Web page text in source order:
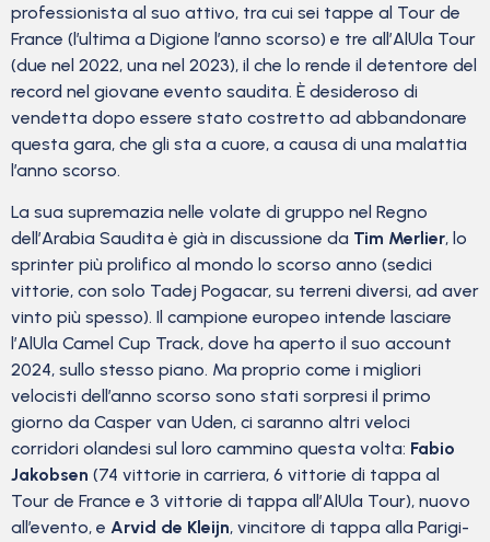
professionista al suo attivo, tra cui sei tappe al Tour de
France (l’ultima a Digione l’anno scorso) e tre all’AlUla Tour
(due nel 2022, una nel 2023), il che lo rende il detentore del
record nel giovane evento saudita. È desideroso di
vendetta dopo essere stato costretto ad abbandonare
questa gara, che gli sta a cuore, a causa di una malattia
l’anno scorso.
La sua supremazia nelle volate di gruppo nel Regno
dell’Arabia Saudita è già in discussione da Tim Merlier, lo
sprinter più prolifico al mondo lo scorso anno (sedici
vittorie, con solo Tadej Pogacar, su terreni diversi, ad aver
vinto più spesso). Il campione europeo intende lasciare
l’AlUla Camel Cup Track, dove ha aperto il suo account
2024, sullo stesso piano. Ma proprio come i migliori
velocisti dell’anno scorso sono stati sorpresi il primo
giorno da Casper van Uden, ci saranno altri veloci
corridori olandesi sul loro cammino questa volta: Fabio
Jakobsen (74 vittorie in carriera, 6 vittorie di tappa al
Tour de France e 3 vittorie di tappa all’AlUla Tour), nuovo
all’evento, e Arvid de Kleijn, vincitore di tappa alla Parigi-